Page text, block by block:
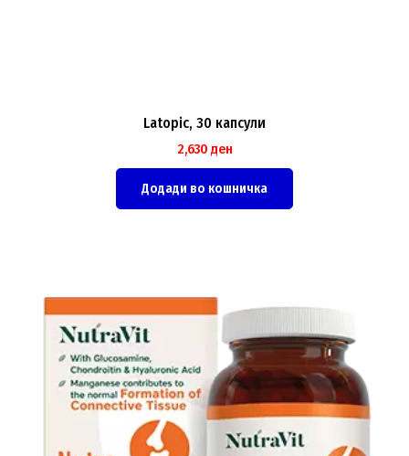
Latopic, 30 капсули
2,630 ден
Додади во кошничка